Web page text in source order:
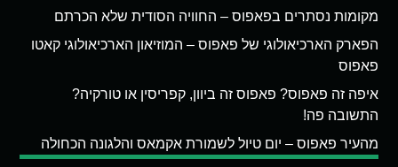
מקומות נסתרים בפאפוס – החוויה הסודית שלא הכרתם
הפארק הארכיאולוגי של פאפוס – המוזיאון הארכיאולוגי קאטו
פאפוס
איפה זה פאפוס? פאפוס זה ביוון, קפריסין או טורקיה?
התשובה פה!
מהעיר פאפוס – יום טיול לשמורת אקמאס והלגונה הכחולה